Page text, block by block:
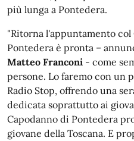
più lunga a Pontedera.
"Ritorna l'appuntamento col
Pontedera è pronta –
Matteo Franconi - come
persone. Lo faremo con un
Radio Stop, offrendo una
dedicata soprattutto ai
Capodanno di Pontedera
giovane della Toscana. E